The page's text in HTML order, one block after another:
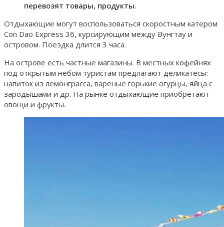
перевозят товары, продукты.
Отдыхающие могут воспользоваться скоростным катером
Con Dao Express 36, курсирующим между Вунгтау и
островом. Поездка длится 3 часа.
На острове есть частные магазины. В местных кофейнях
под открытым небом туристам предлагают деликатесы:
напиток из лемонграсса, вареные горькие огурцы, яйца с
зародышами и др. На рынке отдыхающие приобретают
овощи и фрукты.